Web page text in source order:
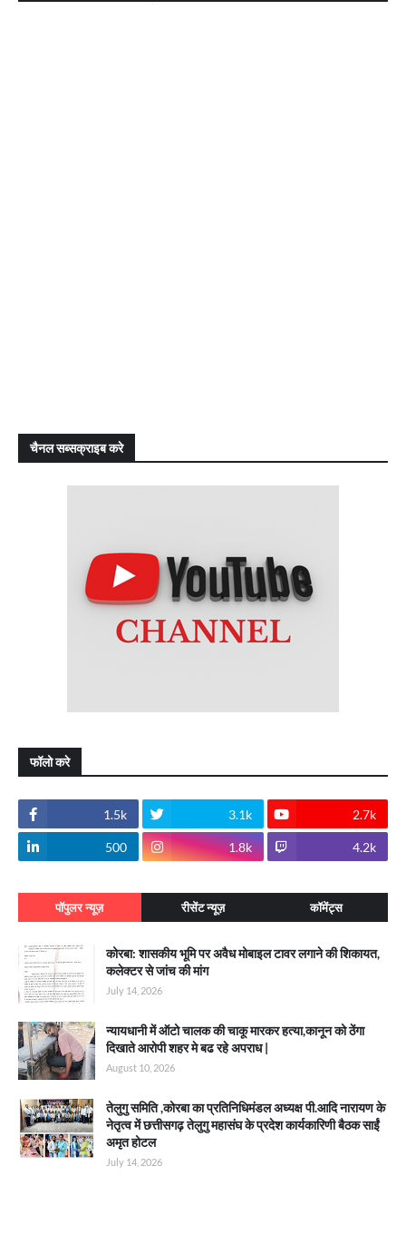
चैनल सब्सक्राइब करे
फॉलो करे
1.5k 3.1k 2.7k
500 1.8k 4.2k
पॉपुलर न्यूज़ रीसेंट न्यूज़ कॉमेंट्स
कोरबा: शासकीय भूमि पर अवैध मोबाइल टावर लगाने की शिकायत,
कलेक्टर से जांच की मांग
July 14, 2026
न्यायधानी में ऑटो चालक की चाकू मारकर हत्या,कानून को ठेंगा
दिखाते आरोपी शहर मे बढ रहे अपराध |
August 10, 2026
तेलुगु समिति ,कोरबा का प्रतिनिधिमंडल अध्यक्ष पी.आदि नारायण के
नेतृत्व में छत्तीसगढ़ तेलुगु महासंघ के प्रदेश कार्यकारिणी बैठक साईं
अमृत होटल
July 14, 2026